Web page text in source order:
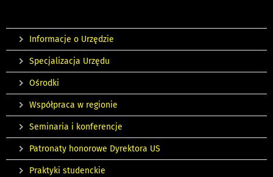
Informacje o Urzędzie
Specjalizacja Urzędu
Ośrodki
Współpraca w regionie
Seminaria i konferencje
Patronaty honorowe Dyrektora US
Praktyki studenckie